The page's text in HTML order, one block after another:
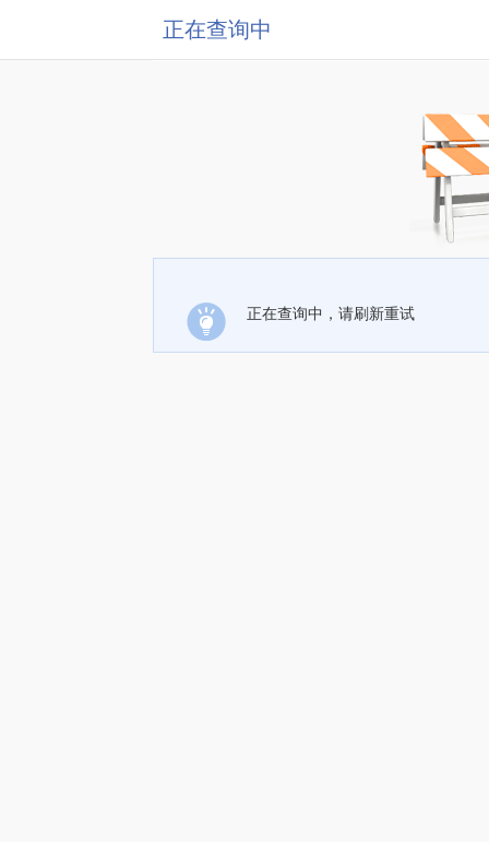
正在查询中
正在查询中，请刷新重试